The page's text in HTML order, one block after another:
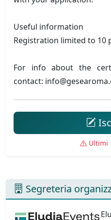
Useful information
Registration limited to 10
For info about the
contact:
Ultimi
Segreteria